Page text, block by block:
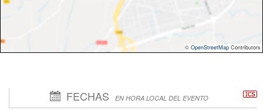
© OpenStreetMap Contributors
FECHAS EN HORA LOCAL DEL EVENTO